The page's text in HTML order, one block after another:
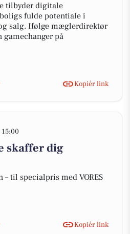
tilbyder digitale
fulde potentiale i
salg. Ifølge mæglerdirektør
gamechanger på
Kopiér link
skaffer dig
– til specialpris med VORES
Kopiér link